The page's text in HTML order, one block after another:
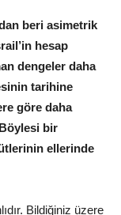
beri asimetrik
hesap
dengeler daha
tarihine
göre daha
bir
ellerinde
Bildiğiniz üzere